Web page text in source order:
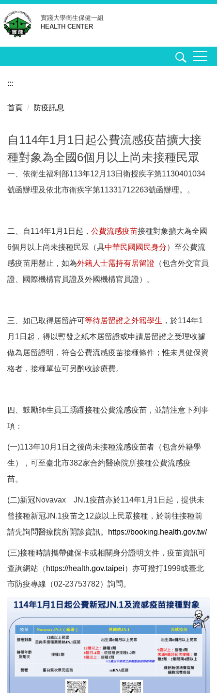
跳
到
主
要
區
實踐大學衛生保健一組
HEALTH CENTER
:::
首頁 防疫訊息
自114年1月1日起公費流感疫苗擴大接
種對象為全國6個月以上尚未接種民眾
一、依衛生福利部113年12月13日衛授疾字第1130401034
號函辦理及依北市衛疾字第11331712263號函辦理。 。
二、自114年1月1日起， 公費流感疫苗接種對象擴大為全國
6個月以上尚未接種民眾（具中華民國國民身分）至公費流
感疫苗用罄止，如為外籍人士需持有居留證 （包含外交官員
證、國際機構官員證及外國機構官員證）。
三、如已取得居留許可等待居留證之外籍學生 ，於114年1
月1日起，得以暫發之紙本居留證或申請居留證之受理收據
做為居留證明，符合公費流感疫苗接種條件；惟未具健保資
格者，接種單位可另酌收診療費。
四、鼓勵師生員工踴躍接種公費流感疫苗，並請注意下列事
項：
(一)113年10月1日之後尚未接種流感疫苗者（包含外籍學
生），可至臺北市382家合約醫療院所接種公費流感疫
苗。
(二)新冠Novavax JN.1疫苗亦於114年1月1日起，提供未
曾接種新冠JN.1疫苗之12歲以上民眾接種，於前往接種前
請先詢問醫療院所開診資訊。
https://booking.health.gov.tw/
(三)接種時請攜帶健保卡或相關身分證明文件，疫苗資訊可
查詢網站（ https://health.gov.taipei）亦可撥打1999或臺北
市防疫專線（02-23753782）詢問。